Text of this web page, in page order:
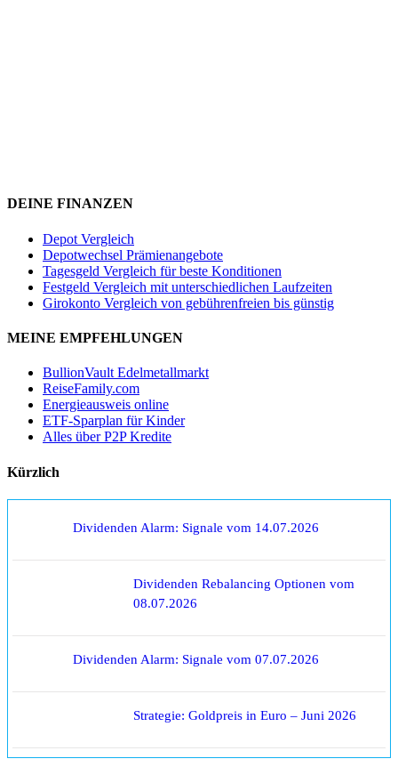
DEINE FINANZEN
Depot Vergleich
Depotwechsel Prämienangebote
Tagesgeld Vergleich für beste Konditionen
Festgeld Vergleich mit unterschiedlichen Laufzeiten
Girokonto Vergleich von gebührenfreien bis günstig
MEINE EMPFEHLUNGEN
BullionVault Edelmetallmarkt
ReiseFamily.com
Energieausweis online
ETF-Sparplan für Kinder
Alles über P2P Kredite
Kürzlich
Dividenden Alarm: Signale vom 14.07.2026
Dividenden Rebalancing Optionen vom
08.07.2026
Dividenden Alarm: Signale vom 07.07.2026
Strategie: Goldpreis in Euro – Juni 2026